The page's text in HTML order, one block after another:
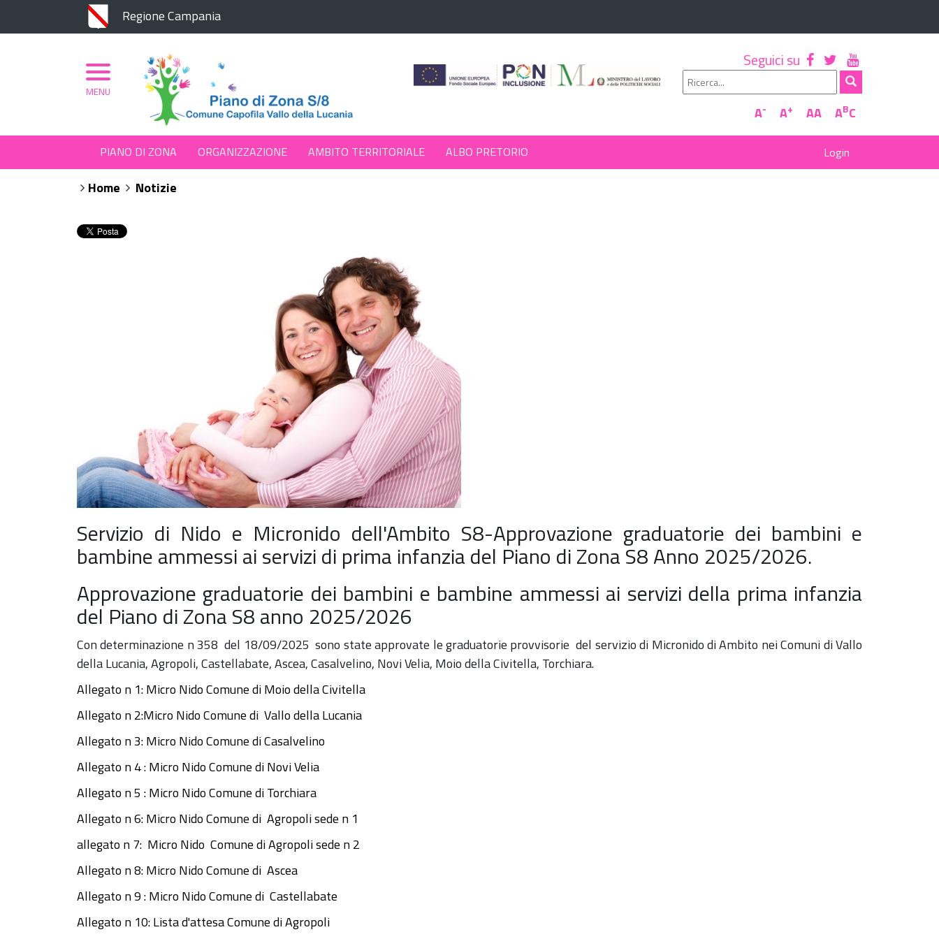
Regione Campania
MENU
Seguici su
A- A+ AA ABC
PIANO DI ZONA ORGANIZZAZIONE AMBITO TERRITORIALE ALBO PRETORIO
Home Notizie
Servizio di Nido e Micronido dell'Ambito S8-Approvazione graduatorie dei bambini e
bambine ammessi ai servizi di prima infanzia del Piano di Zona S8 Anno 2025/2026.
Approvazione graduatorie dei bambini e bambine ammessi ai servizi della prima infanzia
del Piano di Zona S8 anno 2025/2026
Con determinazione n 358 del 18/09/2025 sono state approvate le graduatorie provvisorie del servizio di Micronido di Ambito nei Comuni di Vallo
della Lucania, Agropoli, Castellabate, Ascea, Casalvelino, Novi Velia, Moio della Civitella, Torchiara.
Allegato n 1: Micro Nido Comune di Moio della Civitella
Allegato n 2:Micro Nido Comune di Vallo della Lucania
Allegato n 3: Micro Nido Comune di Casalvelino
Allegato n 4 : Micro Nido Comune di Novi Velia
Allegato n 5 : Micro Nido Comune di Torchiara
Allegato n 6: Micro Nido Comune di Agropolisede n 1
allegato n 7: Micro Nido Comune di Agropoli sede n 2
Allegato n 8: Micro Nido Comune di Ascea
Allegato n 9 : Micro Nido Comune di Castellabate
Allegato n 10: Lista d'attesa Comune di Agropoli